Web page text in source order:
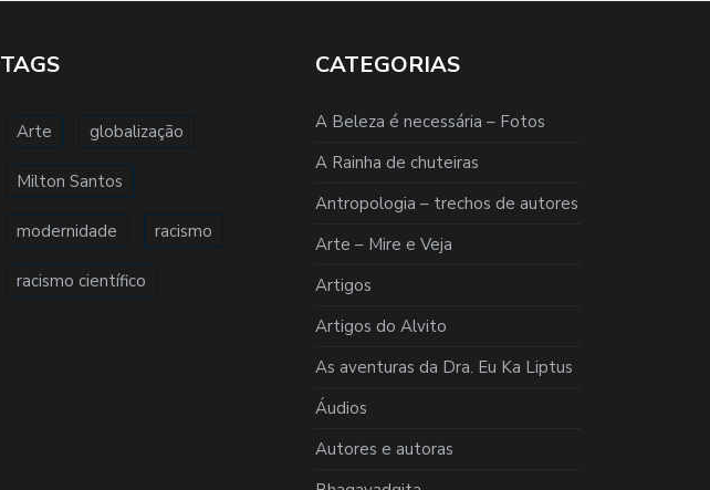
TAGS
Arte globalização
Milton Santos
modernidade racismo
racismo científico
CATEGORIAS
A Beleza é necessária – Fotos
A Rainha de chuteiras
Antropologia – trechos de autores
Arte – Mire e Veja
Artigos
Artigos do Alvito
As aventuras da Dra. Eu Ka Liptus
Áudios
Autores e autoras